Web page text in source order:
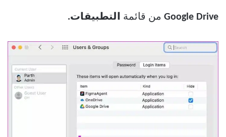
Google Drive من قائمة التطبيقات.